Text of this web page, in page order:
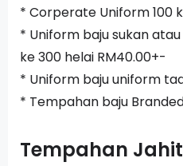
* Corperate Uniform 100
* Uniform baju sukan
ke 300 helai RM40.00+-
* Uniform baju uniform
* Tempahan baju
Tempahan